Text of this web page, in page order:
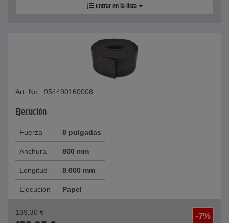
Entrar en la lista
Art. No.: 954490160008
Ejecución
Fuerza 8 pulgadas
Anchura 800 mm
Longitud 8.000 mm
Ejecución Papel
-7%
189,30 €